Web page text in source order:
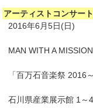
アーティストコンサー
2016年6月5日(日)
MAN WITH A MISSION
「百万石音楽祭 2016
石川県産業展示館 1～